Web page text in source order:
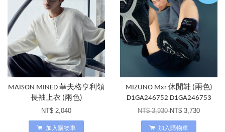
MAISON MINED 華夫格亨利領
長袖上衣 (兩色)
NT$ 2,040
加入購物車
MIZUNO Mxr 休閒鞋 (兩色)
D1GA246752 D1GA246753
NT$ 3,930NT$ 3,730
加入購物車